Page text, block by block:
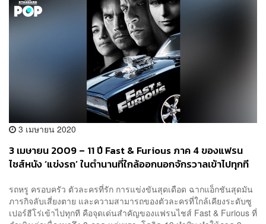
3 เมษายน 2020
3 เมษายน 2009 – 11 ปี Fast & Furious ภาค 4 ของแฟรน
ไชส์หนัง ‘แข่งรถ’ ในตำนานที่ใกล้ออกนอกจักรวาลเข้าไปทุกที
รถหรู ครอบครัว ตัวละครที่รัก การแข่งขันสุดเดือด ฉากแอ็กชันสุดมัน
ภารกิจลับเสี่ยงตาย และความสามารถของตัวละครที่ใกล้เคียงระดับซู
เปอร์ฮีโร่เข้าไปทุกที คือจุดเด่นสำคัญของแฟรนไชส์ Fast & Furious ที่